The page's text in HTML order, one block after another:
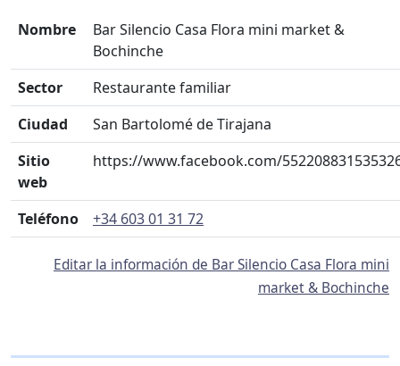
Nombre
Bar Silencio Casa Flora mini market &
Bochinche
Sector
Restaurante familiar
Ciudad
San Bartolomé de Tirajana
Sitio
web
https://www.facebook.com/
Teléfono +34 603 01 31 72
Editar la información de Bar Silencio Casa Flora mini
market & Bochinche